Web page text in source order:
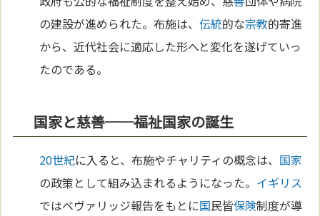
の建設が進められた。布施は、伝統的な宗教的寄進
から、近代社会に適応した形へと変化を遂げていっ
たのである。
国家と慈善──福祉国家の誕生
20世紀に入ると、布施やチャリティの概念は、 国家
の政策として組み込まれるようになった。 イギリス
ではベヴァリッジ報告をもとに国民皆保険制度が導